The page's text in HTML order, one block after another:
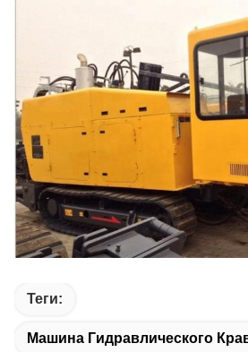
Теги:
Машина Гидравлического